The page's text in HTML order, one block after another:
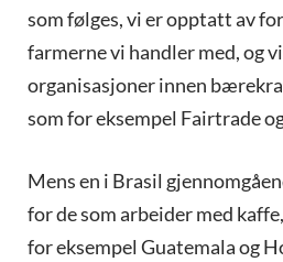
som følges, vi er opptatt av
farmerne vi handler med, og
organisasjoner innen
som for eksempel Fairtrade
Mens en i Brasil
for de som arbeider med
for eksempel Guatemala og